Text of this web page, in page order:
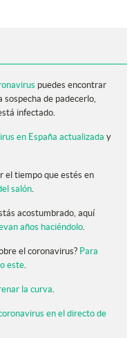
puedes encontrar
de padecerlo,
infectado.
en España actualizada y
el tiempo que estés en
salón.
acostumbrado, aquí
años haciéndolo.
el coronavirus? Para
este.
la curva.
en el directo de